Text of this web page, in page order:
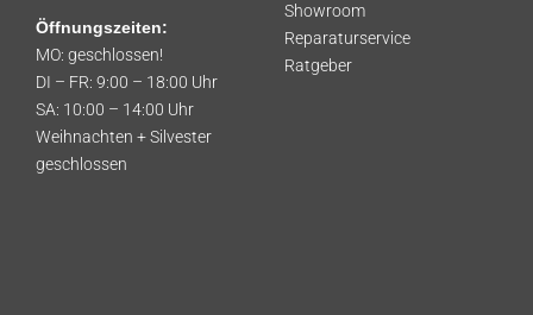
Öffnungszeiten:
MO: geschlossen!
DI – FR: 9:00 – 18:00 Uhr
SA: 10:00 – 14:00 Uhr
Weihnachten + Silvester
geschlossen
Showroom
Reparaturservice
Ratgeber